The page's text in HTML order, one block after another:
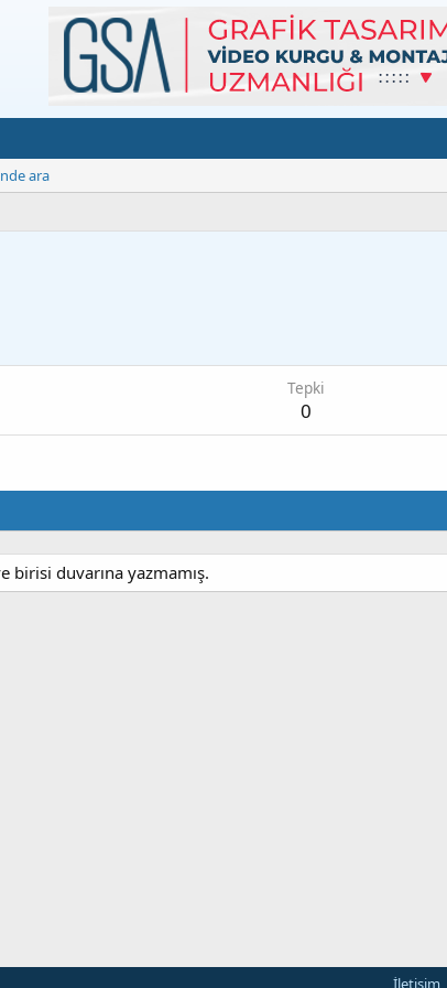
ara
Tepki
0
birisi duvarına yazmamış.
İletişim